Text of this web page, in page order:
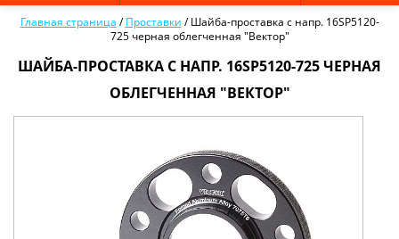
Главная страница /Проставки /Шайба-проставка с напр. 16SP5120-
725 черная облегченная "Вектор"
ШАЙБА-ПРОСТАВКА С НАПР. 16SP5120-725 ЧЕРНАЯ
ОБЛЕГЧЕННАЯ "ВЕКТОР"